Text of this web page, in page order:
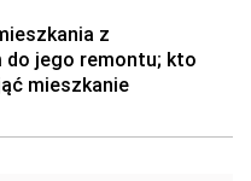
z
do jego remontu; kto
mieszkanie